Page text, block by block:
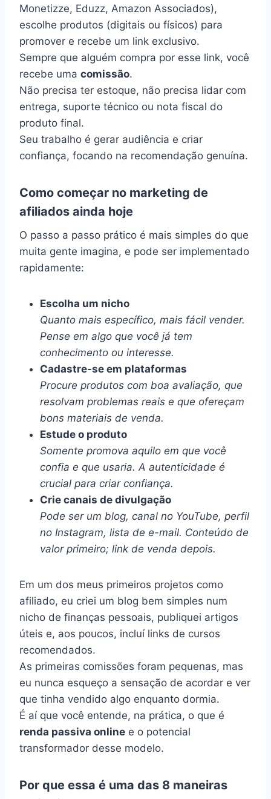
Monetizze, Eduzz, Amazon Associados),
escolhe produtos (digitais ou físicos) para
promover e recebe um link exclusivo.
Sempre que alguém compra por esse link, você
recebe uma comissão.
Não precisa ter estoque, não precisa lidar com
entrega, suporte técnico ou nota fiscal do
produto final.
Seu trabalho é gerar audiência e criar
confiança, focando na recomendação genuína.
Como começar no marketing de
afiliados ainda hoje
O passo a passo prático é mais simples do que
muita gente imagina, e pode ser implementado
rapidamente:
Escolha um nicho
Quanto mais específico, mais fácil vender.
Pense em algo que você já tem
conhecimento ou interesse.
Cadastre-se em plataformas
Procure produtos com boa avaliação, que
resolvam problemas reais e que ofereçam
bons materiais de venda.
Estude o produto
Somente promova aquilo em que você
confia e que usaria. A autenticidade é
crucial para criar confiança.
Crie canais de divulgação
Pode ser um blog, canal no YouTube, perfil
no Instagram, lista de e-mail. Conteúdo de
valor primeiro; link de venda depois.
Em um dos meus primeiros projetos como
afiliado, eu criei um blog bem simples num
nicho de finanças pessoais, publiquei artigos
úteis e, aos poucos, incluí links de cursos
recomendados.
As primeiras comissões foram pequenas, mas
eu nunca esqueço a sensação de acordar e ver
que tinha vendido algo enquanto dormia.
É aí que você entende, na prática, o que é
renda passiva online e o potencial
transformador desse modelo.
Por que essa é uma das 8 maneiras